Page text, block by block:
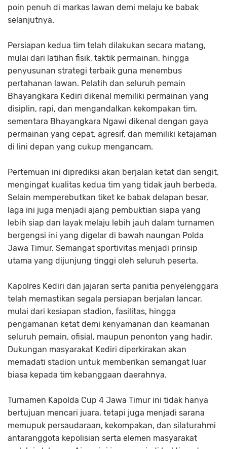
poin penuh di markas lawan demi melaju ke babak
selanjutnya.
Persiapan kedua tim telah dilakukan secara matang,
mulai dari latihan fisik, taktik permainan, hingga
penyusunan strategi terbaik guna menembus
pertahanan lawan. Pelatih dan seluruh pemain
Bhayangkara Kediri dikenal memiliki permainan yang
disiplin, rapi, dan mengandalkan kekompakan tim,
sementara Bhayangkara Ngawi dikenal dengan gaya
permainan yang cepat, agresif, dan memiliki ketajaman
di lini depan yang cukup mengancam.
Pertemuan ini diprediksi akan berjalan ketat dan sengit,
mengingat kualitas kedua tim yang tidak jauh berbeda.
Selain memperebutkan tiket ke babak delapan besar,
laga ini juga menjadi ajang pembuktian siapa yang
lebih siap dan layak melaju lebih jauh dalam turnamen
bergengsi ini yang digelar di bawah naungan Polda
Jawa Timur. Semangat sportivitas menjadi prinsip
utama yang dijunjung tinggi oleh seluruh peserta.
Kapolres Kediri dan jajaran serta panitia penyelenggara
telah memastikan segala persiapan berjalan lancar,
mulai dari kesiapan stadion, fasilitas, hingga
pengamanan ketat demi kenyamanan dan keamanan
seluruh pemain, ofisial, maupun penonton yang hadir.
Dukungan masyarakat Kediri diperkirakan akan
memadati stadion untuk memberikan semangat luar
biasa kepada tim kebanggaan daerahnya.
Turnamen Kapolda Cup 4 Jawa Timur ini tidak hanya
bertujuan mencari juara, tetapi juga menjadi sarana
memupuk persaudaraan, kekompakan, dan silaturahmi
antaranggota kepolisian serta elemen masyarakat